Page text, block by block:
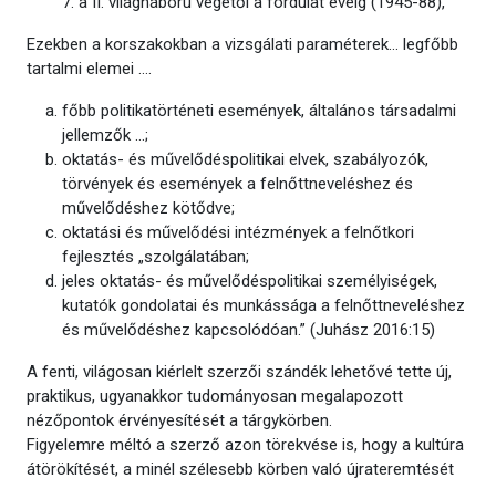
Ezekben a korszakokban a vizsgálati paraméterek... legfőbb
tartalmi elemei ….
főbb politikatörténeti események, általános társadalmi
jellemzők …;
oktatás- és művelődéspolitikai elvek, szabályozók,
törvények és események a felnőttneveléshez és
művelődéshez kötődve;
oktatási és művelődési intézmények a felnőtkori
fejlesztés „szolgálatában;
jeles oktatás- és művelődéspolitikai személyiségek,
kutatók gondolatai és munkássága a felnőttneveléshez
és művelődéshez kapcsolódóan.” (Juhász 2016:15)
A fenti, világosan kiérlelt szerzői szándék lehetővé tette új,
praktikus, ugyanakkor tudományosan megalapozott
nézőpontok érvényesítését a tárgykörben.
Figyelemre méltó a szerző azon törekvése is, hogy a kultúra
átörökítését, a minél szélesebb körben való újrateremtését